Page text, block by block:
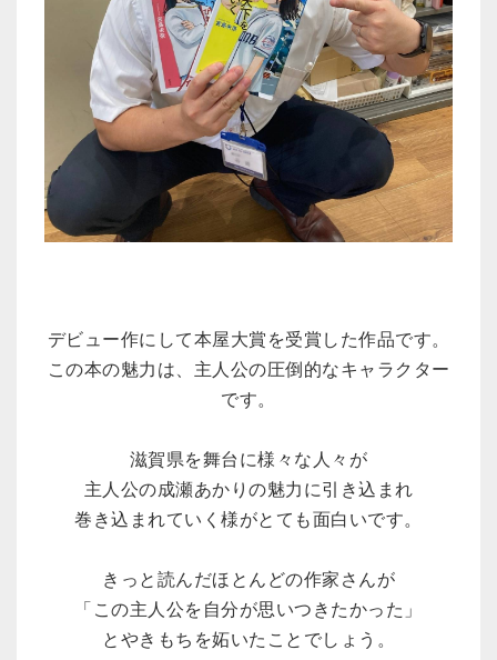
デビュー作にして本屋大賞を受賞した作品です。
この本の魅力は、主人公の圧倒的なキャラクター
です。
滋賀県を舞台に様々な人々が
主人公の成瀬あかりの魅力に引き込まれ
巻き込まれていく様がとても面白いです。
きっと読んだほとんどの作家さんが
「この主人公を自分が思いつきたかった」
とやきもちを妬いたことでしょう。